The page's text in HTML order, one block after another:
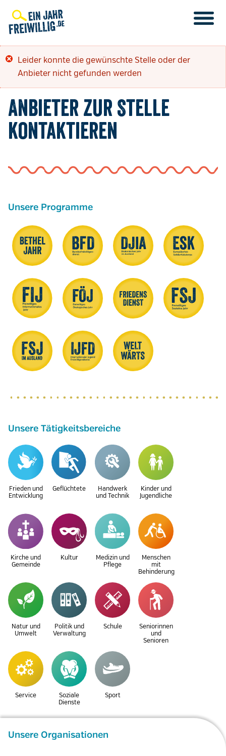
zum
Inhalt
Fehlermeldung
Leider konnte die gewünschte Stelle oder der
Anbieter nicht gefunden werden
Anbieter zur Stelle
kontaktieren
Unsere Programme
Unsere Tätigkeitsbereiche
Frieden und
Entwicklung
Geflüchtete
Handwerk
und Technik
Kinder und
Jugendliche
Kirche und
Gemeinde
Kultur
Medizin und
Pflege
Menschen
mit
Behinderung
Natur und
Umwelt
Politik und
Verwaltung
Schule
Seniorinnen
und
Senioren
Service
Soziale
Dienste
Sport
Unsere Organisationen